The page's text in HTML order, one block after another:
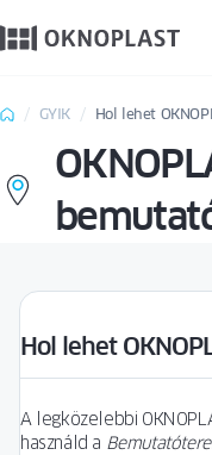
GYIK Hol lehet
Hol lehet
A legközelebbi
használd a